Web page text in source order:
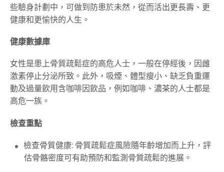
些驗身計劃中，可做到防患於未然，從而活出更長壽、更
健康和更愉快的人生。
健康數據庫
女性是患上骨質疏鬆症的高危人士，一般在停經後，因雌
激素停止分泌所致。此外，吸煙、體型瘦小、缺乏負重運
動及過量飲用含咖啡因飲品，例如咖啡、濃茶的人士都是
高危一族。
檢查重點
檢查骨質健康: 骨質疏鬆症風險隨年齡增加而上升，評
估骨骼密度可有助預防和監測骨質疏鬆的進展。